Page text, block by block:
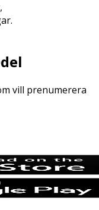
vill prenumerera